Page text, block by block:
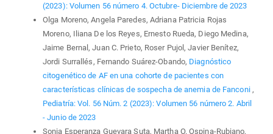
(2023): Volumen 56 número 4. Octubre- Diciembre de 2023
Olga Moreno, Angela Paredes, Adriana Patricia Rojas
Moreno, Iliana De los Reyes, Ernesto Rueda, Diego Medina,
Jaime Bernal, Juan C. Prieto, Roser Pujol, Javier Benítez,
Jordi Surrallés, Fernando Suárez-Obando, Diagnóstico
citogenético de AF en una cohorte de pacientes con
características clínicas de sospecha de anemia de Fanconi ,
Pediatría: Vol. 56 Núm. 2 (2023): Volumen 56 número 2. Abril
- Junio de 2023
Sonia Esperanza Guevara Suta, Martha O. Ospina-Rubiano,